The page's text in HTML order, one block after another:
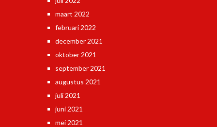
maart 2022
februari 2022
december 2021
oktober 2021
september 2021
augustus 2021
juli 2021
juni 2021
mei 2021